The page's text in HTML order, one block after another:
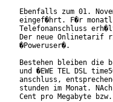
Ebenfalls zum 01.
eingef�hrt. F�r
Telefonanschluss
Der neue Onlinetarif
�Poweruser�.
Bestehen bleiben die
und �EWE TEL DSL
anschluss,
stunden im Monat.
Cent pro Megabyte